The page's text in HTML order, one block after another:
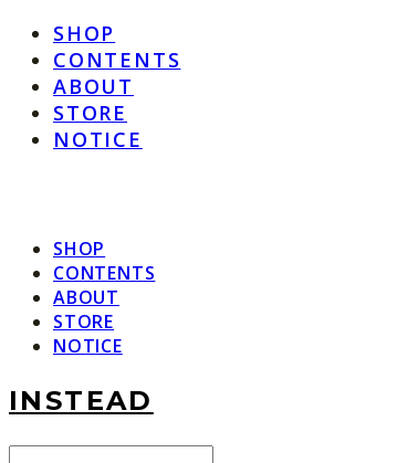
SHOP
CONTENTS
ABOUT
STORE
NOTICE
SHOP
CONTENTS
ABOUT
STORE
NOTICE
INSTEAD